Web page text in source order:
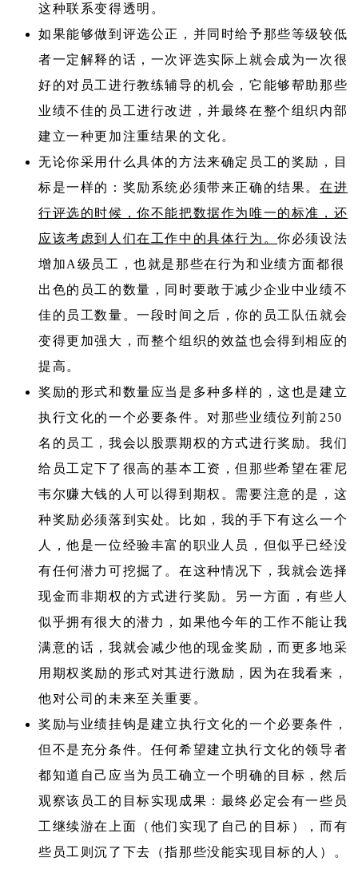
这种联系变得透明。
如果能够做到评选公正，并同时给予那些等级较低
者一定解释的话，一次评选实际上就会成为一次很
好的对员工进行教练辅导的机会，它能够帮助那些
业绩不佳的员工进行改进，并最终在整个组织内部
建立一种更加注重结果的文化。
无论你采用什么具体的方法来确定员工的奖励，目
标是一样的：奖励系统必须带来正确的结果。在进
行评选的时候，你不能把数据作为唯一的标准，还
应该考虑到人们在工作中的具体行为。你必须设法
增加A级员工，也就是那些在行为和业绩方面都很
出色的员工的数量，同时要敢于减少企业中业绩不
佳的员工数量。一段时间之后，你的员工队伍就会
变得更加强大，而整个组织的效益也会得到相应的
提高。
奖励的形式和数量应当是多种多样的，这也是建立
执行文化的一个必要条件。对那些业绩位列前250
名的员工，我会以股票期权的方式进行奖励。我们
给员工定下了很高的基本工资，但那些希望在霍尼
韦尔赚大钱的人可以得到期权。需要注意的是，这
种奖励必须落到实处。比如，我的手下有这么一个
人，他是一位经验丰富的职业人员，但似乎已经没
有任何潜力可挖掘了。在这种情况下，我就会选择
现金而非期权的方式进行奖励。另一方面，有些人
似乎拥有很大的潜力，如果他今年的工作不能让我
满意的话，我就会减少他的现金奖励，而更多地采
用期权奖励的形式对其进行激励，因为在我看来，
他对公司的未来至关重要。
奖励与业绩挂钩是建立执行文化的一个必要条件，
但不是充分条件。任何希望建立执行文化的领导者
都知道自己应当为员工确立一个明确的目标，然后
观察该员工的目标实现成果：最终必定会有一些员
工继续游在上面（他们实现了自己的目标），而有
些员工则沉了下去（指那些没能实现目标的人）。